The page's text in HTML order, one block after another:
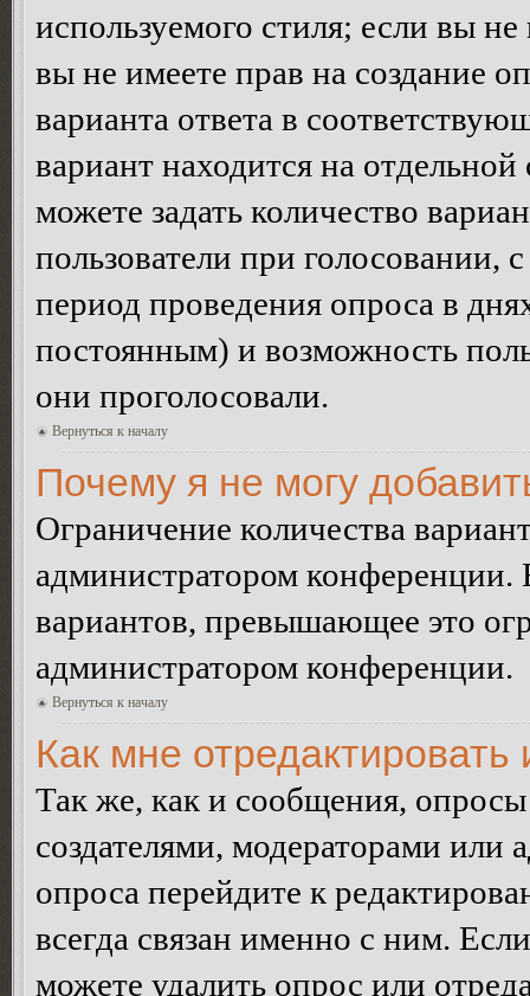
используемого стиля; если вы
вы не имеете прав на создание
варианта ответа в
вариант находится на
можете задать количество
пользователи при
период проведения опроса в
постоянным) и возможность
они проголосовали.
Вернуться к началу
Почему я не могу
Ограничение количества
администратором конференции.
вариантов, превышающее это
администратором конференции.
Вернуться к началу
Как мне
Так же, как и сообщения, опросы
создателями, модераторами или
опроса перейдите к
всегда связан именно с ним.
можете удалить опрос или